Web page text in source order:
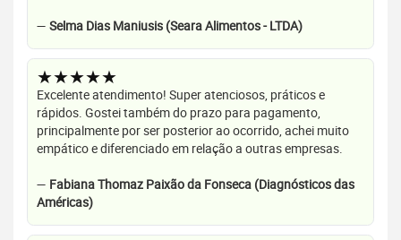
— Selma Dias Maniusis (Seara Alimentos - LTDA)
★★★★★
Excelente atendimento! Super atenciosos, práticos e
rápidos. Gostei também do prazo para pagamento,
principalmente por ser posterior ao ocorrido, achei muito
empático e diferenciado em relação a outras empresas.
— Fabiana Thomaz Paixão da Fonseca (Diagnósticos das
Américas)